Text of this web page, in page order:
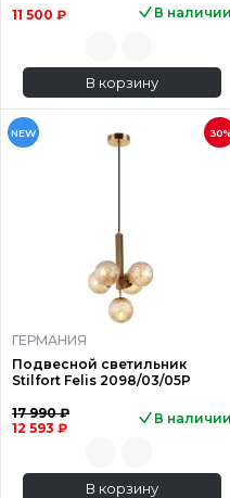
11 500 ₽ В наличии
В корзину
NEW 30%
ГЕРМАНИЯ
Подвесной светильник
Stilfort Felis 2098/03/05P
17 990 ₽
12 593 ₽
В наличии
В корзину